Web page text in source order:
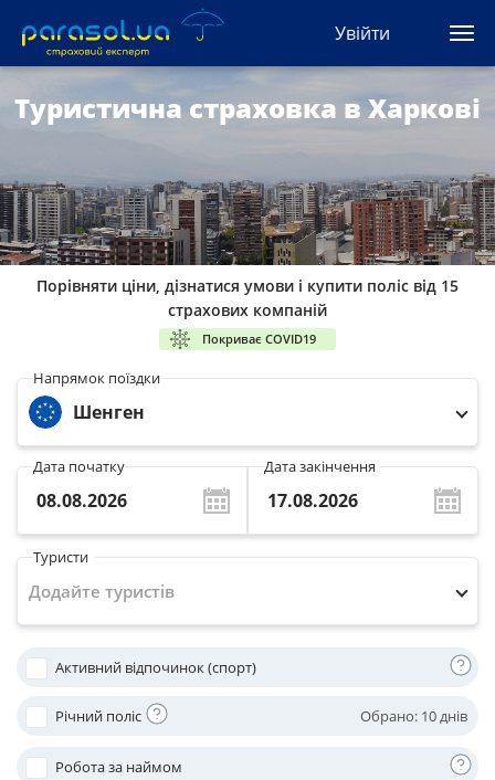
Увійти
(093) 170-33-90
RuEn
Автоцивілка
Зелена карта
КАСКО
Автоюрист
Майно
Довідник компаній
Новини
Партнерська програма
Реферальна програма
Туристична страховка в Харкові
Порівняти ціни, дізнатися умови і купити поліс від 15
страхових компаній
Покриває COVID19
Напрямок поїздки
Шенген
Дата початку Дата закінчення
Туристи
Додайте туристів
Активний відпочинок (спорт)
Річний поліс Oбрано: 10 днів
Робота за наймом